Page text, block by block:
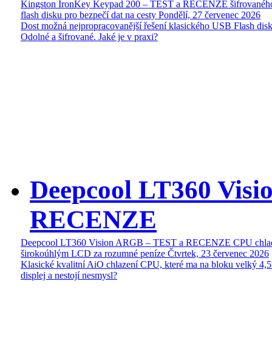
Kingston IronKey Keypad 200 – TEST a RECENZE
flash disku pro bezpečí dat na cesty Pondělí, 27 červenec 2026
Dost možná nejpropracovanější řešení klasického USB Flash
Odolné a šifrované. Jaké je v praxi?
Deepcool LT360
RECENZE
Deepcool LT360 Vision ARGB – TEST a RECENZE CPU
širokoúhlým LCD za rozumné peníze Čtvrtek, 23 červenec 2026
Klasické kvalitní AiO chlazení CPU, které ma na bloku velký
displej a nestojí nesmysl?